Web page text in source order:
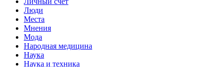
Люди
Места
Мнения
Мода
Народная медицина
Наука
Наука и техника